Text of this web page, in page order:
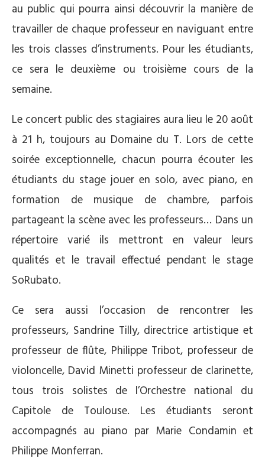
au public qui pourra ainsi découvrir la manière de
travailler de chaque professeur en naviguant entre
les trois classes d’instruments. Pour les étudiants,
ce sera le deuxième ou troisième cours de la
semaine.
Le concert public des stagiaires aura lieu le 20 août
à 21 h, toujours au Domaine du T. Lors de cette
soirée exceptionnelle, chacun pourra écouter les
étudiants du stage jouer en solo, avec piano, en
formation de musique de chambre, parfois
partageant la scène avec les professeurs… Dans un
répertoire varié ils mettront en valeur leurs
qualités et le travail effectué pendant le stage
SoRubato.
Ce sera aussi l’occasion de rencontrer les
professeurs, Sandrine Tilly, directrice artistique et
professeur de flûte, Philippe Tribot, professeur de
violoncelle, David Minetti professeur de clarinette,
tous trois solistes de l’Orchestre national du
Capitole de Toulouse. Les étudiants seront
accompagnés au piano par Marie Condamin et
Philippe Monferran.